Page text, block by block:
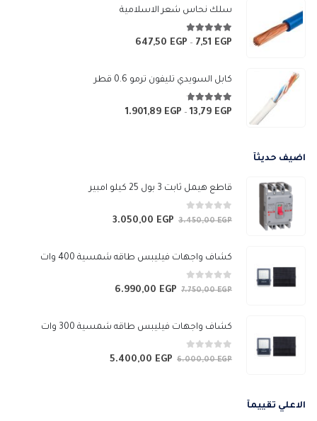
منسلك نحاس شعر الاسلامية
4.83 من 5
7,51 EGP
–
647,50 EGP
من
خلال
كابل السويدي تليفون ترمو 0.6 قطر
4.67 من 5
13,79 EGP
–
1.901,89 EGP
اضيف حديثآ
قاطع هيمل ثابت 3 بول 25 كيلو امبير
0 من 53.450,00EGP
السعر
هو:
3.050,00 EGP
السعر
هو:
كشاف واجهات فيليبس طاقه شمسية 400 وات
0 من 57.750,00EGP
السعر
هو:
6.990,00 EGP
هو:
كشاف واجهات فيليبس طاقه شمسية 300 وات
0 من 56.000,00EGP
السعر5.400,00 EGP
السعر
الاعلي تقييمآ